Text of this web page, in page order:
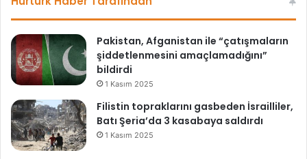
Pakistan, Afganistan ile “çatışmaların
şiddetlenmesini amaçlamadığını”
bildirdi
1 Kasım 2025
Filistin topraklarını gasbeden İsrailliler,
Batı Şeria’da 3 kasabaya saldırdı
1 Kasım 2025